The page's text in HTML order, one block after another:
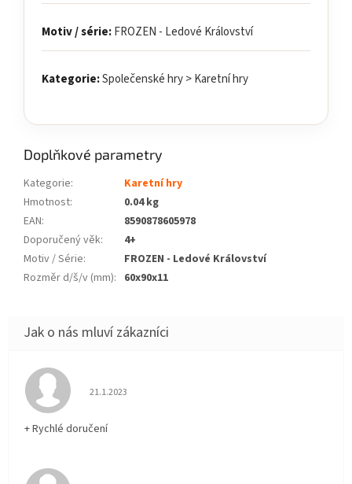
Motiv / série:FROZEN - Ledové Království
Kategorie:Společenské hry > Karetní hry
Doplňkové parametry
Kategorie:
Karetní hry
Hmotnost:
0.04 kg
EAN:
8590878605978
Doporučený věk:
4+
Motiv / Série:
FROZEN - Ledové Království
Rozměr d/š/v (mm): 60x90x11
Hodnocení obchodu je 5 z 5 hvězdiček.
21.1.2023
+ Rychlé doručení